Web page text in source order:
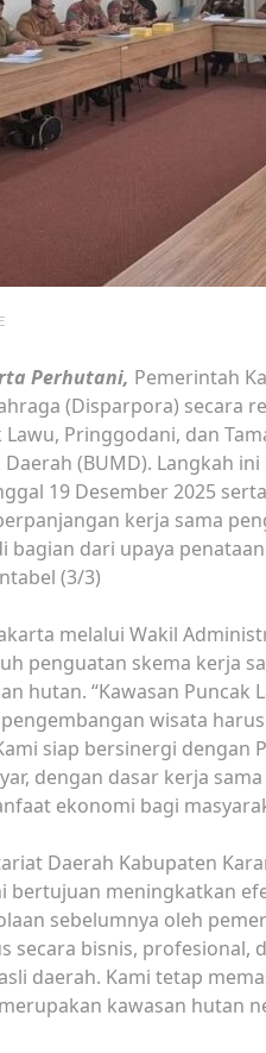
Perhutani, Pemerintah
(Disparpora) secara
Pringgodani, dan
(BUMD). Langkah
19 Desember 2025
kerja sama
bagian dari upaya
(3/3)
melalui Wakil
penguatan skema kerja
hutan. “Kawasan Puncak
wisata
siap bersinergi dengan
dengan dasar kerja
ekonomi bagi
Daerah Kabupaten
bertujuan meningkatkan
sebelumnya oleh
secara bisnis, profesional,
daerah. Kami tetap
kawasan hutan